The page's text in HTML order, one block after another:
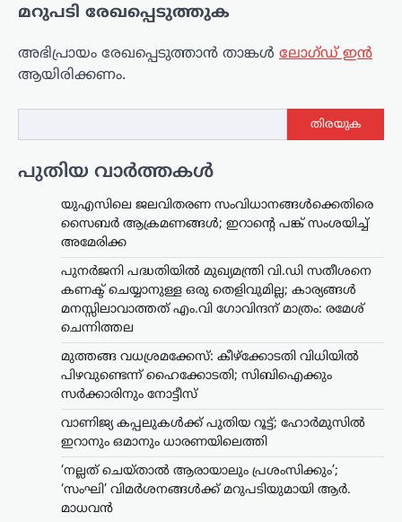
മറുപടി രേഖപ്പെടുത്തുക
അഭിപ്രായം രേഖപ്പെടുത്താ‍ൻ താങ്കൾ ലോഗ്ഡ് ഇൻ
ആയിരിക്കണം.
തിരയുക
പുതിയ വാർത്തകൾ
യുഎസിലെ ജലവിതരണ സംവിധാനങ്ങൾക്കെതിരെ
സൈബർ ആക്രമണങ്ങൾ; ഇറാന്റെ പങ്ക് സംശയിച്ച്
അമേരിക്ക
പുനർജനി പദ്ധതിയിൽ മുഖ്യമന്ത്രി വി.ഡി സതീശനെ
കണക്ട് ചെയ്യാനുള്ള ഒരു തെളിവുമില്ല; കാര്യങ്ങൾ
മനസ്സിലാവാത്തത് എം.വി ഗോവിന്ദന് മാത്രം: രമേശ്
ചെന്നിത്തല
മുത്തങ്ങ വധശ്രമക്കേസ്: കീഴ്‌ക്കോടതി വിധിയിൽ
പിഴവുണ്ടെന്ന് ഹൈക്കോടതി; സിബിഐക്കും
സർക്കാരിനും നോട്ടീസ്
വാണിജ്യ കപ്പലുകൾക്ക് പുതിയ റൂട്ട്; ഹോർമുസിൽ
ഇറാനും ഒമാനും ധാരണയിലെത്തി
‘നല്ലത് ചെയ്താൽ ആരായാലും പ്രശംസിക്കും’;
‘സംഘി’ വിമർശനങ്ങൾക്ക് മറുപടിയുമായി ആർ.
മാധവൻ